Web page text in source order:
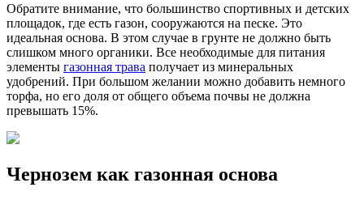
Обратите внимание, что большинство спортивных и детских
площадок, где есть газон, сооружаются на песке. Это
идеальная основа. В этом случае в грунте не должно быть
слишком много органики. Все необходимые для питания
элементы газонная трава получает из минеральных
удобрений. При большом желании можно добавить немного
торфа, но его доля от общего объема почвы не должна
превышать 15%.
Чернозем как газонная основа